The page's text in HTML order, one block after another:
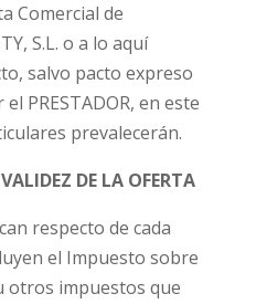
Comercial de
S.L. o a lo aquí
salvo pacto expreso
PRESTADOR, en este
prevalecerán.
DE LA OFERTA
respecto de cada
el Impuesto sobre
otros impuestos que